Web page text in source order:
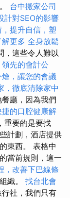
台中搬家公司
計對SEO的影響
提升自信，塑
更多 全身放鬆
，這些令人難以
領先的會計公
，讓您的會議
，徹底清除家中
廳，因為我們
的口腔健康解
重要的是要找
計劃，酒店提供
東西。 表格中
當前規則，這一
，改善下巴線條
織。 找台北會
社，我們只有